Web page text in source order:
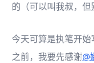
的（可以叫我叔，但
今天可算是执笔开
之前，我要先感谢@